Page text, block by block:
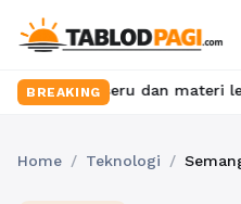
BREAKING
dan materi lengkap
Home / Teknologi /